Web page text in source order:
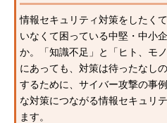
情報セキュリティ対策をしたく
いなくて困っている中堅・中小
か。「知識不足」と「ヒト、モ
にあっても、対策は待ったなし
するために、サイバー攻撃の事
な対策につながる情報セキュリ
ます。